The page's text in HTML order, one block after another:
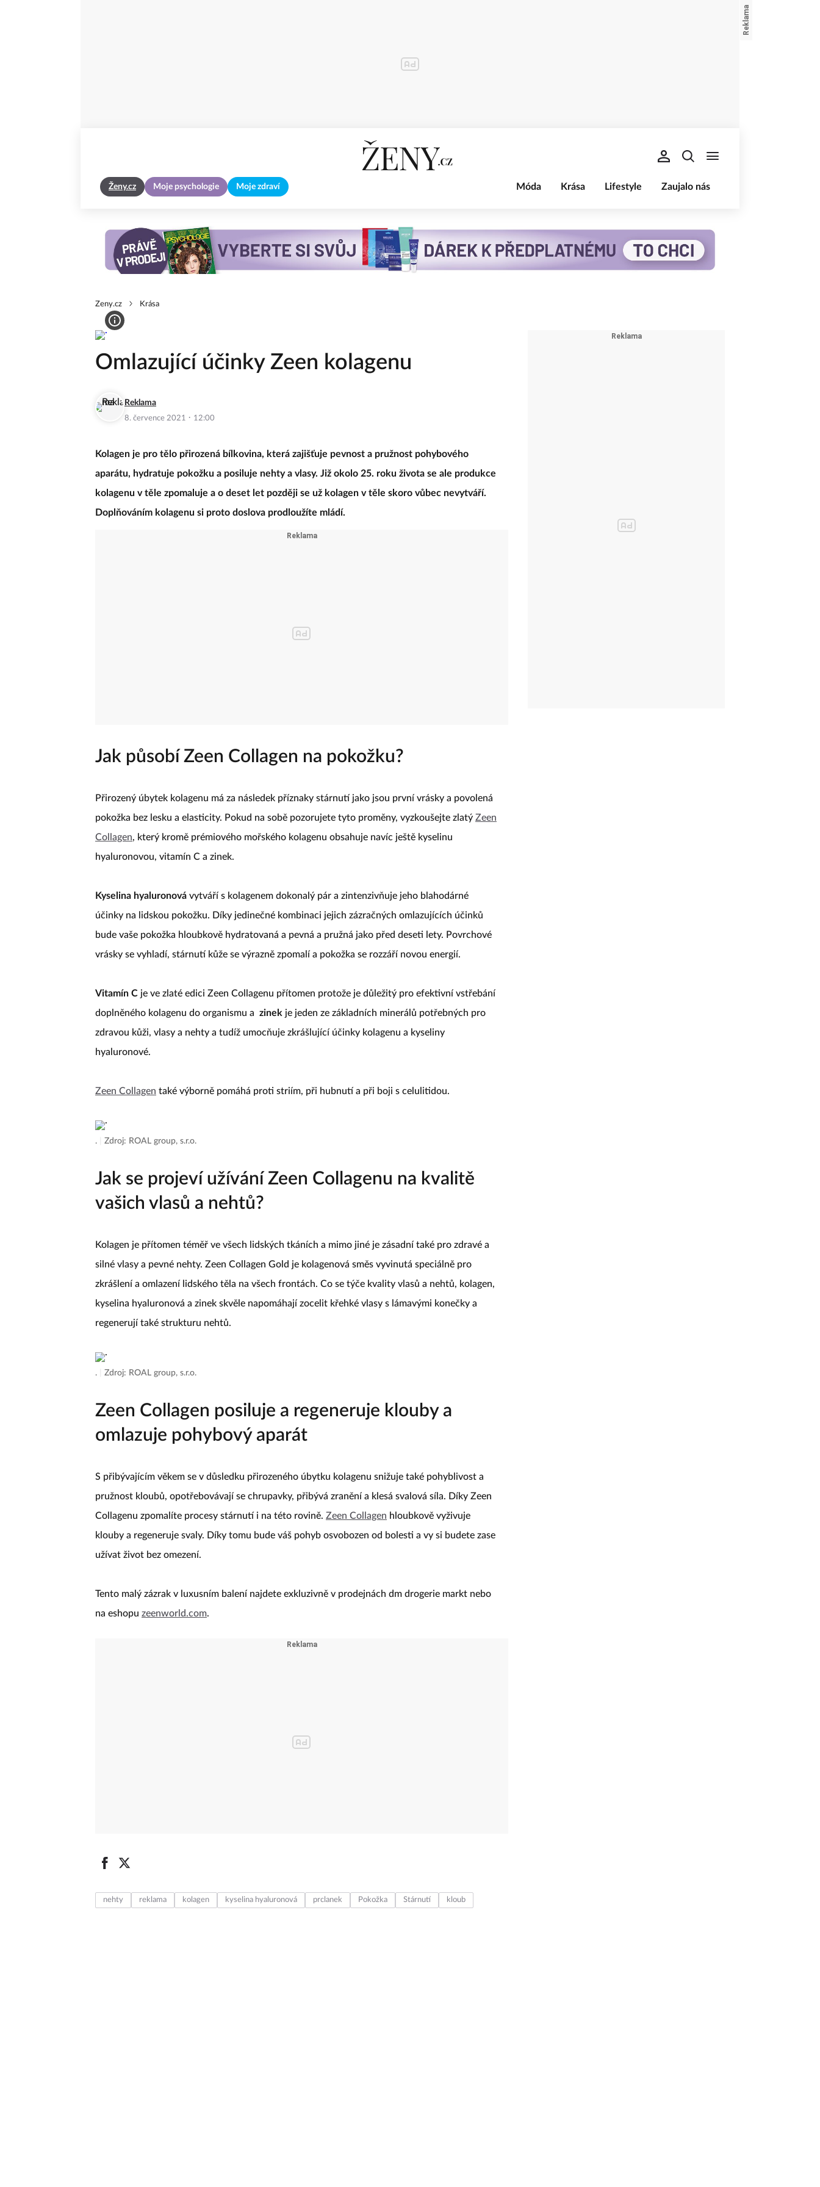
Ženy.cz Moje psychologie Moje zdraví Móda Krása Lifestyle Zaujalo nás
Zeny.cz Krása
Omlazující účinky Zeen kolagenu
Reklama
8. července 2021 · 12:00
Kolagen je pro tělo přirozená bílkovina, která zajišťuje pevnost a pružnost pohybového
aparátu, hydratuje pokožku a posiluje nehty a vlasy. Již okolo 25. roku života se ale produkce
kolagenu v těle zpomaluje a o deset let později se už kolagen v těle skoro vůbec nevytváří.
Doplňováním kolagenu si proto doslova prodloužíte mládí.
Jak působí Zeen Collagen na pokožku?
Přirozený úbytek kolagenu má za následek příznaky stárnutí jako jsou první vrásky a povolená
pokožka bez lesku a elasticity. Pokud na sobě pozorujete tyto proměny, vyzkoušejte zlatý Zeen
Collagen, který kromě prémiového mořského kolagenu obsahuje navíc ještě kyselinu
hyaluronovou, vitamín C a zinek.
Kyselina hyaluronová vytváří s kolagenem dokonalý pár a zintenzivňuje jeho blahodárné
účinky na lidskou pokožku. Díky jedinečné kombinaci jejich zázračných omlazujících účinků
bude vaše pokožka hloubkově hydratovaná a pevná a pružná jako před deseti lety. Povrchové
vrásky se vyhladí, stárnutí kůže se výrazně zpomalí a pokožka se rozzáří novou energií.
Vitamín C je ve zlaté edici Zeen Collagenu přítomen protože je důležitý pro efektivní vstřebání
doplněného kolagenu do organismu a zinek je jeden ze základních minerálů potřebných pro
zdravou kůži, vlasy a nehty a tudíž umocňuje zkrášlující účinky kolagenu a kyseliny
hyaluronové.
Zeen Collagen také výborně pomáhá proti striím, při hubnutí a při boji s celulitidou.
. Zdroj: ROAL group, s.r.o.
Jak se projeví užívání Zeen Collagenu na kvalitě
vašich vlasů a nehtů?
Kolagen je přítomen téměř ve všech lidských tkáních a mimo jiné je zásadní také pro zdravé a
silné vlasy a pevné nehty. Zeen Collagen Gold je kolagenová směs vyvinutá speciálně pro
zkrášlení a omlazení lidského těla na všech frontách. Co se týče kvality vlasů a nehtů, kolagen,
kyselina hyaluronová a zinek skvěle napomáhají zocelit křehké vlasy s lámavými konečky a
regenerují také strukturu nehtů.
. Zdroj: ROAL group, s.r.o.
Zeen Collagen posiluje a regeneruje klouby a
omlazuje pohybový aparát
S přibývajícím věkem se v důsledku přirozeného úbytku kolagenu snižuje také pohyblivost a
pružnost kloubů, opotřebovávají se chrupavky, přibývá zranění a klesá svalová síla. Díky Zeen
Collagenu zpomalíte procesy stárnutí i na této rovině. Zeen Collagen hloubkově vyživuje
klouby a regeneruje svaly. Díky tomu bude váš pohyb osvobozen od bolesti a vy si budete zase
užívat život bez omezení.
Tento malý zázrak v luxusním balení najdete exkluzivně v prodejnách dm drogerie markt nebo
na eshopu zeenworld.com.
nehty reklama kolagen kyselina hyaluronová prclanek Pokožka Stárnutí kloub